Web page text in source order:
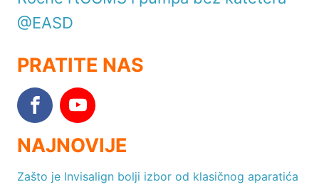
@EASD
PRATITE NAS
NAJNOVIJE
Zašto je Invisalign bolji izbor od klasičnog aparatića